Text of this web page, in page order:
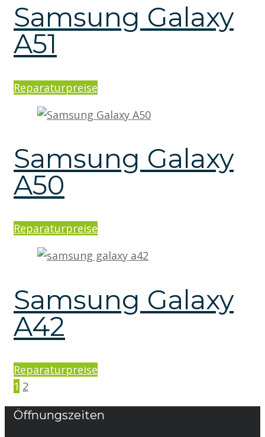
Samsung Galaxy
A51
Reparaturpreise
Samsung Galaxy
A50
Reparaturpreise
Samsung Galaxy
A42
Reparaturpreise
1 2
Öffnungszeiten